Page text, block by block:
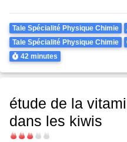
Theme
Tale Spécialité Physique Chimie
Tale Spécialité Physique Chimie
Durée
42 minutes
étude de la
dans les kiwis
Difficulté